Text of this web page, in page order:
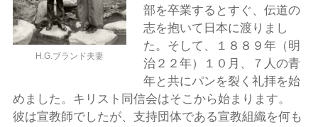
H.G.ブランド夫妻
部を卒業するとすぐ、伝道の
志を抱いて日本に渡りまし
た。そして、１８８９年（明
治２２年）１０月、７人の青
年と共にパンを裂く礼拝を始
めました。キリスト同信会はそこから始まります。
彼は宣教師でしたが、支持団体である宣教組織を何も